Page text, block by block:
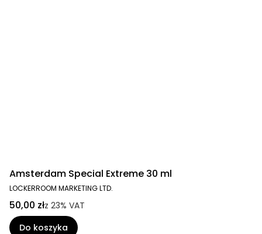
Amsterdam Special Extreme 30 ml
LOCKERROOM MARKETING LTD.
50,00 złz 23% VAT
Do koszyka